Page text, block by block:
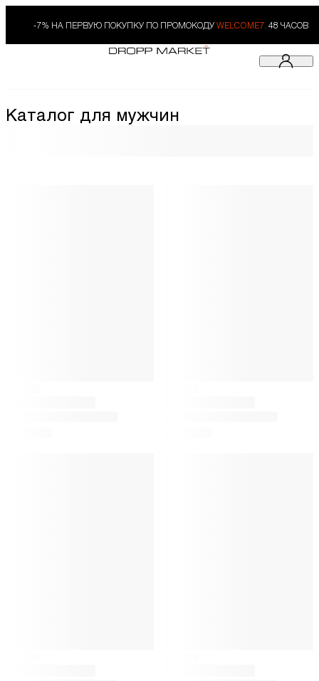
-7% НА ПЕРВУЮ ПОКУПКУ ПО ПРОМОКОДУ WELCOME7. 48 ЧАСОВ
Каталог для мужчин